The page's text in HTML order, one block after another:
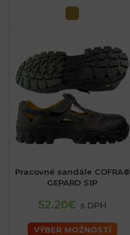
Pracovné sandále COFRA®
GEPARD S1P
52.20€ s DPH
VÝBER MOŽNOSTÍ